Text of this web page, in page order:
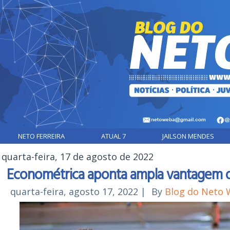
NETO FERREIRA ATUAL 7 JAILSON MENDES
quarta-feira, 17 de agosto de 2022
Econométrica aponta ampla vantagem
quarta-feira, agosto 17, 2022 | By Blog do Neto